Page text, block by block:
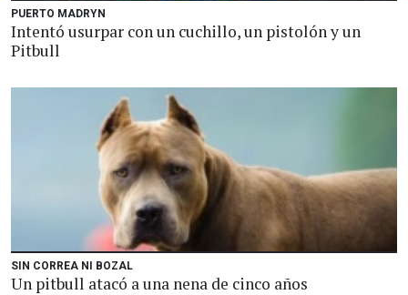
PUERTO MADRYN
Intentó usurpar con un cuchillo, un pistolón y un
Pitbull
SIN CORREA NI BOZAL
Un pitbull atacó a una nena de cinco años